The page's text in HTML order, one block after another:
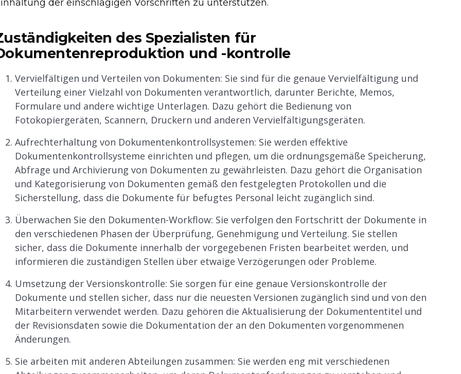
der einschlägigen Vorschriften zu unterstützen.
des Spezialisten für
und -kontrolle
Vervielfältigen und Verteilen von Dokumenten: Sie sind für die genaue Vervielfältigung und
Verteilung einer Vielzahl von Dokumenten verantwortlich, darunter Berichte, Memos,
Formulare und andere wichtige Unterlagen. Dazu gehört die Bedienung von
Fotokopiergeräten, Scannern, Druckern und anderen Vervielfältigungsgeräten.
Aufrechterhaltung von Dokumentenkontrollsystemen: Sie werden effektive
Dokumentenkontrollsysteme einrichten und pflegen, um die ordnungsgemäße Speicherung,
Abfrage und Archivierung von Dokumenten zu gewährleisten. Dazu gehört die Organisation
und Kategorisierung von Dokumenten gemäß den festgelegten Protokollen und die
Sicherstellung, dass die Dokumente für befugtes Personal leicht zugänglich sind.
Überwachen Sie den Dokumenten-Workflow: Sie verfolgen den Fortschritt der Dokumente in
den verschiedenen Phasen der Überprüfung, Genehmigung und Verteilung. Sie stellen
sicher, dass die Dokumente innerhalb der vorgegebenen Fristen bearbeitet werden, und
informieren die zuständigen Stellen über etwaige Verzögerungen oder Probleme.
Umsetzung der Versionskontrolle: Sie sorgen für eine genaue Versionskontrolle der
Dokumente und stellen sicher, dass nur die neuesten Versionen zugänglich sind und von den
Mitarbeitern verwendet werden. Dazu gehören die Aktualisierung der Dokumententitel und
der Revisionsdaten sowie die Dokumentation der an den Dokumenten vorgenommenen
Änderungen.
Sie arbeiten mit anderen Abteilungen zusammen: Sie werden eng mit verschiedenen